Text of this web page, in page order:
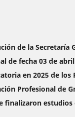
de la Secretaría
de fecha 03 de
en 2025 de los
Profesional de
finalizaron estudios